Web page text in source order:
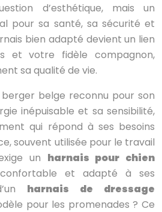
d’esthétique, mais un
pour sa santé, sa sécurité et
bien adapté devient un lien
et votre fidèle compagnon,
sa qualité de vie.
berger belge reconnu pour son
inépuisable et sa sensibilité,
qui répond à ses besoins
souvent utilisée pour le travail
un harnais pour chien
et adapté à ses
harnais de dressage
pour les promenades ? Ce